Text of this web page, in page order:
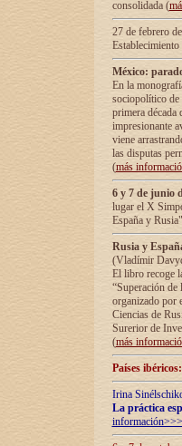
consolidada (
27 de febrero
México:
En la
sociopolítico de
primera década
impresionante
viene
las disputas
(más
6 y 7 de junio
lugar el X
España y
Rusia y
(Vladímir
El libro recoge
“Superación
organizado por
Ciencias de
Surerior de
(más
Países
Irina
La práctica
información>>>